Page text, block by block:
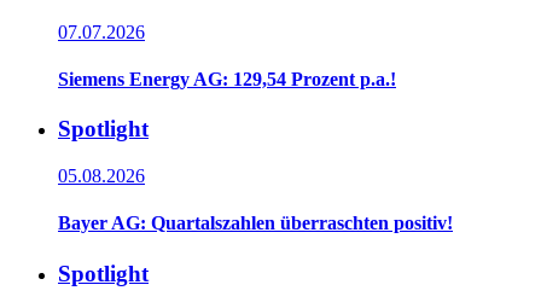
07.07.2026
Siemens Energy AG: 129,54 Prozent p.a.!
Spotlight
05.08.2026
Bayer AG: Quartalszahlen überraschten positiv!
Spotlight